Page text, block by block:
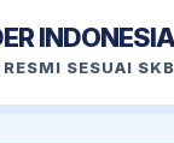
INDONESIA
RESMI SESUAI